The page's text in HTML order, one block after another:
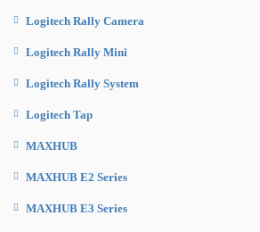
Logitech Rally Camera
Logitech Rally Mini
Logitech Rally System
Logitech Tap
MAXHUB
MAXHUB E2 Series
MAXHUB E3 Series